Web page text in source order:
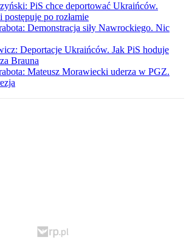
PiS chce deportować Ukraińców.
postępuje po rozłamie
Demonstracja siły Nawrockiego. Nic
Deportacje Ukraińców. Jak PiS hoduje
Brauna
Mateusz Morawiecki uderza w PGZ.